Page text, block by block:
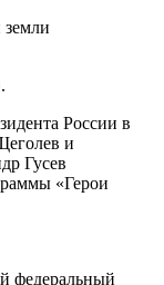
земли
России в
и
Гусев
«Герои
федеральный